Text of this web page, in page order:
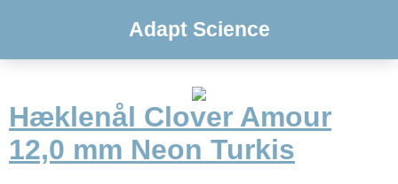
Adapt Science
Hæklenål Clover Amour
12,0 mm Neon Turkis